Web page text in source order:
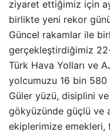
ziyaret ettiğimiz için
birlikte yeni rekor
Güncel rakamlar ile
gerçekleştirdiğimiz
Türk Hava Yolları ve
yolcumuzu 16 bin 580
Güler yüzü, disiplini ve
gökyüzünde güçlü ve
ekiplerimize emekleri,